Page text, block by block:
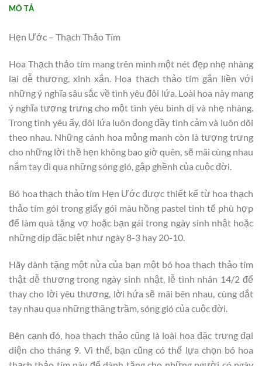
MÔ TẢ
Hẹn Ước – Thạch Thảo Tím
Hoa Thạch thảo tím mang trên mình một nét đẹp nhẹ nhàng
lại dễ thương, xinh xắn. Hoa thạch thảo tím gắn liền với
những ý nghĩa sâu sắc về tình yêu đôi lứa. Loài hoa này mang
ý nghĩa tượng trưng cho một tình yêu bình dị và nhẹ nhàng.
Trong tình yêu ấy, đôi lứa luôn đong đầy tình cảm và luôn dõi
theo nhau. Những cánh hoa mỏng manh còn là tượng trưng
cho những lời thề hẹn không bao giờ quên, sẽ mãi cùng nhau
nắm tay đi qua những sóng gió, gập ghềnh của cuộc đời.
Bó hoa thạch thảo tím Hẹn Ước được thiết kế từ hoa thạch
thảo tím gói trong giấy gói màu hồng pastel tinh tế phù hợp
để làm quà tặng vợ hoặc bạn gái trong ngày sinh nhật hoặc
những dịp đặc biệt như ngày 8-3 hay 20-10.
Hãy dành tặng một nửa của bạn một bó hoa thạch thảo tím
thật dễ thương trong ngày sinh nhật, lễ tình nhân 14/2 để
thay cho lời yêu thương, lời hứa sẽ mãi bên nhau, cùng dắt
tay nhau qua những thăng trầm, sóng gió của cuộc đời.
Bên cạnh đó, hoa thạch thảo cũng là loài hoa đặc trưng đại
diện cho tháng 9. Vì thế, bạn cũng có thể lựa chọn bó hoa